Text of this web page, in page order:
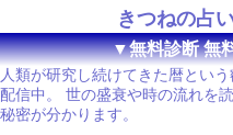
きつねの占
▼無料診断 無
人類が研究し続けてきた暦とい
配信中。 世の盛衰や時の流れを
秘密が分かります。